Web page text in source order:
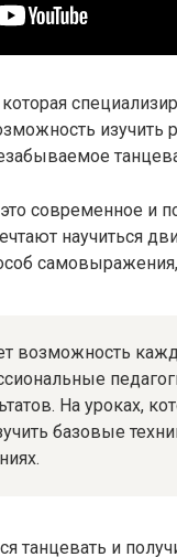
изучить
современное и
научиться
самовыражения,
возможность
На уроках,
базовые
танцевать и